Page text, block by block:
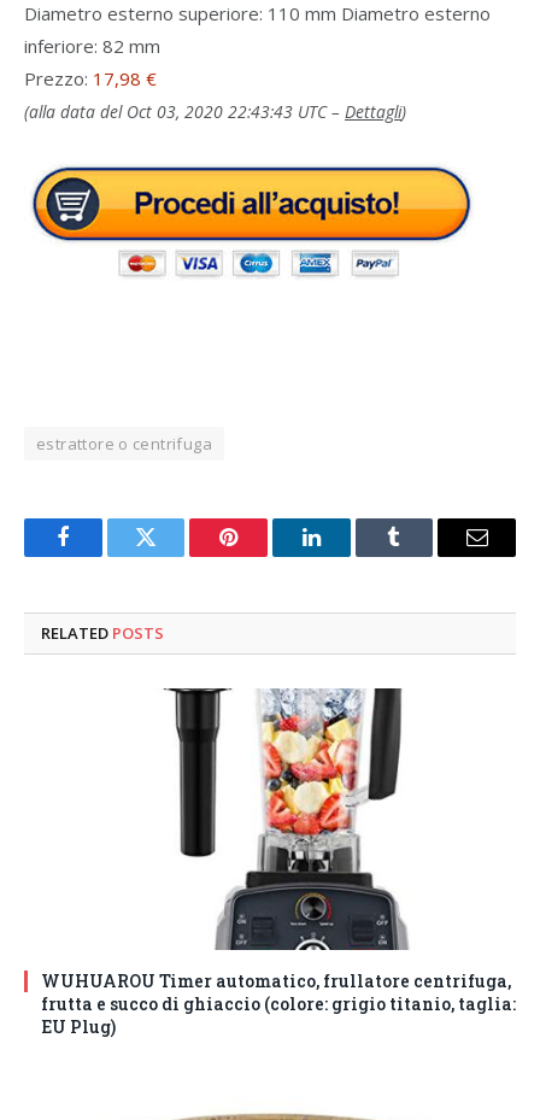
Diametro esterno superiore: 110 mm Diametro esterno
inferiore: 82 mm
Prezzo: 17,98 €
(alla data del Oct 03, 2020 22:43:43 UTC – Dettagli)
estrattore o centrifuga
FacebookTwitter Pinterest LinkedInTumblr Email
RELATED POSTS
WUHUAROU Timer automatico, frullatore centrifuga,
frutta e succo di ghiaccio (colore: grigio titanio, taglia:
EU Plug)